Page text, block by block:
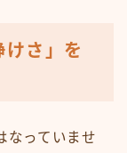
さ」を
なっていませ